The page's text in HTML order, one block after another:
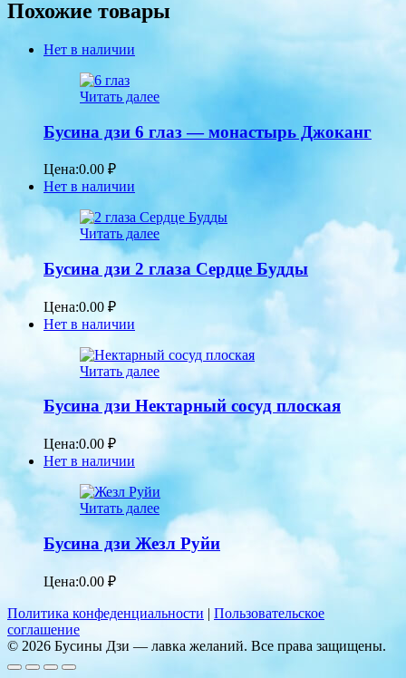
Похожие товары
Нет в наличии
Читать далее
Бусина дзи 6 глаз — монастырь Джоканг
Цена:0.00 ₽
Нет в наличии
Читать далее
Бусина дзи 2 глаза Сердце Будды
Цена:0.00 ₽
Нет в наличии
Читать далее
Бусина дзи Нектарный сосуд плоская
Цена:0.00 ₽
Нет в наличии
Читать далее
Бусина дзи Жезл Руйи
Цена:0.00 ₽
Политика конфеденциальности | Пользовательское
соглашение
© 2026 Бусины Дзи — лавка желаний. Все права защищены.